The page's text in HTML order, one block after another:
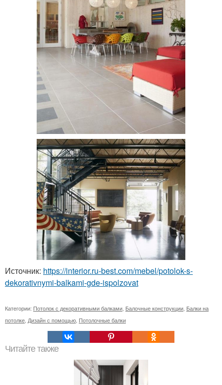
Источник: https://interior.ru-best.com/mebel/potolok-s-
dekorativnymi-balkami-gde-ispolzovat
Категории: Потолок с декоративными балками Балочные конструкции Балки на
потолке Дизайн с помощью Потолочные балки
Читайте также